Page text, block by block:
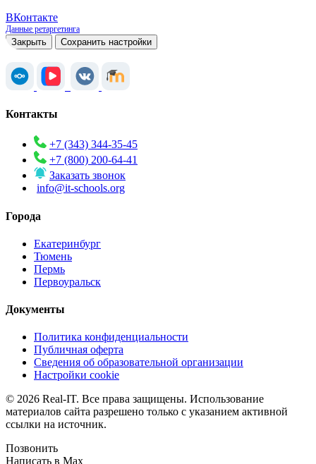
ВКонтакте
Данные ретаргетинга
Закрыть Сохранить настройки
Контакты
+7 (343) 344-35-45
+7 (800) 200-64-41
Заказать звонок
info@it-schools.org
Города
Екатеринбург
Тюмень
Пермь
Первоуральск
Документы
Политика конфиденциальности
Публичная оферта
Сведения об образовательной организации
Настройки cookie
© 2026 Real-IT. Все права защищены. Использование
материалов сайта разрешено только с указанием активной
ссылки на источник.
Позвонить
Написать в Max